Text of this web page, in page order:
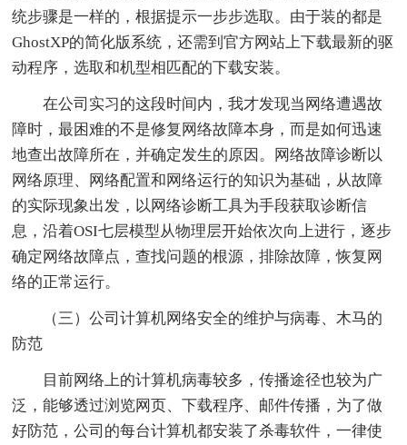
统步骤是一样的，根据提示一步步选取。由于装的都是
GhostXP的简化版系统，还需到官方网站上下载最新的驱
动程序，选取和机型相匹配的下载安装。
在公司实习的这段时间内，我才发现当网络遭遇故
障时，最困难的不是修复网络故障本身，而是如何迅速
地查出故障所在，并确定发生的原因。网络故障诊断以
网络原理、网络配置和网络运行的知识为基础，从故障
的实际现象出发，以网络诊断工具为手段获取诊断信
息，沿着OSI七层模型从物理层开始依次向上进行，逐步
确定网络故障点，查找问题的根源，排除故障，恢复网
络的正常运行。
（三）公司计算机网络安全的维护与病毒、木马的
防范
目前网络上的计算机病毒较多，传播途径也较为广
泛，能够透过浏览网页、下载程序、邮件传播，为了做
好防范，公司的每台计算机都安装了杀毒软件，一律使